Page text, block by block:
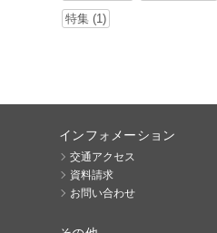
特集 (1)
インフォメーション
交通アクセス
資料請求
お問い合わせ